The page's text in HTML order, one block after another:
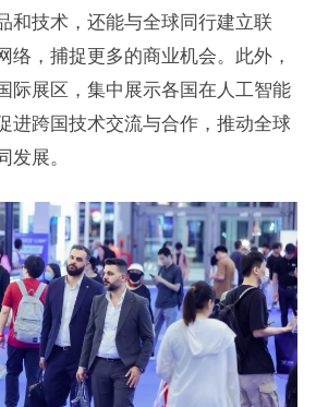
和技术，还能与全球同行建立联
络，捕捉更多的商业机会。此外，
际展区，集中展示各国在人工智能
进跨国技术交流与合作，推动全球
发展。